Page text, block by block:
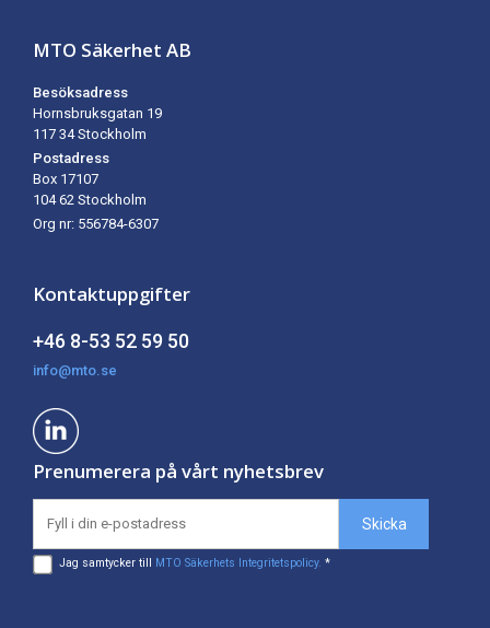
MTO Säkerhet AB
Besöksadress
Hornsbruksgatan 19
117 34 Stockholm
Postadress
Box 17107
104 62 Stockholm
Org nr: 556784-6307
Kontaktuppgifter
+46 8-53 52 59 50
info@mto.se
Prenumerera på vårt nyhetsbrev
Jag samtycker till MTO Säkerhets Integritetspolicy. *